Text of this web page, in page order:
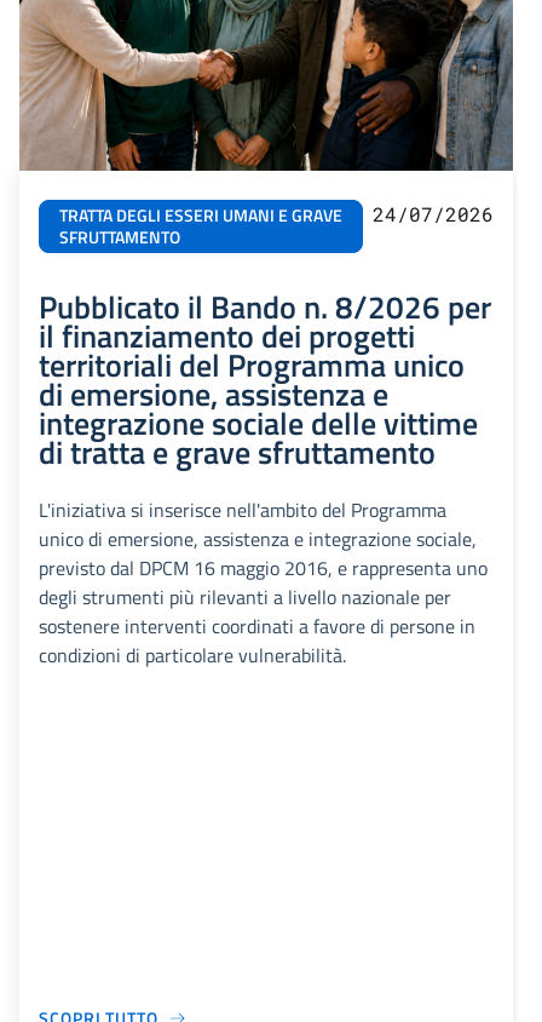
TRATTA DEGLI ESSERI UMANI E GRAVE
SFRUTTAMENTO
24/07/2026
Pubblicato il Bando n. 8/2026 per
il finanziamento dei progetti
territoriali del Programma unico
di emersione, assistenza e
integrazione sociale delle vittime
di tratta e grave sfruttamento
L'iniziativa si inserisce nell'ambito del Programma
unico di emersione, assistenza e integrazione sociale,
previsto dal DPCM 16 maggio 2016, e rappresenta uno
degli strumenti più rilevanti a livello nazionale per
sostenere interventi coordinati a favore di persone in
condizioni di particolare vulnerabilità.